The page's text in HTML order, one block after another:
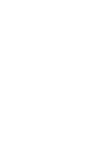
Clay